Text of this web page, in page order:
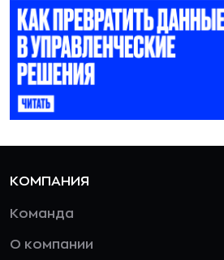
КОМПАНИЯ
Команда
О компании